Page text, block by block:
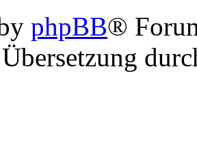
phpBB®